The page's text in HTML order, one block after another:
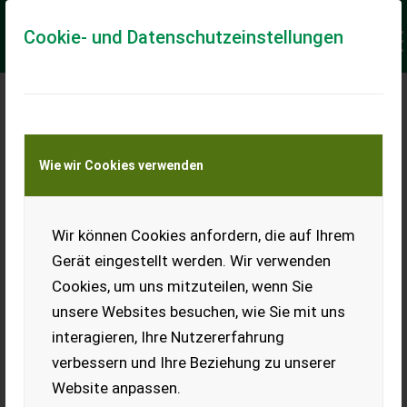
Cookie- und Datenschutzeinstellungen
Wie wir Cookies verwenden
Wir können Cookies anfordern, die auf Ihrem
Gerät eingestellt werden. Wir verwenden
Cookies, um uns mitzuteilen, wenn Sie
unsere Websites besuchen, wie Sie mit uns
interagieren, Ihre Nutzererfahrung
verbessern und Ihre Beziehung zu unserer
Website anpassen.
Meine Transportkostenanfrage
Transport von Land- und Baumaschinen –
KEINE Tiertransporte
Ladeort
Ort